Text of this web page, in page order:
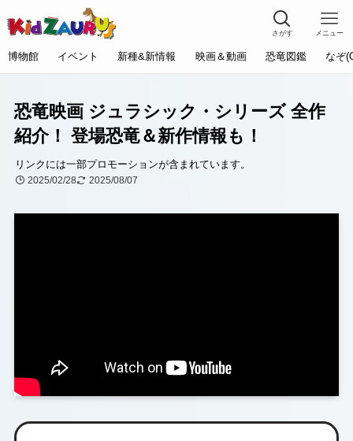
さがす メニュー
博物館 イベント 新種&新情報 映画＆動画 恐竜図鑑 なぞ
恐竜映画 ジュラシック・シリーズ 全作
紹介！ 登場恐竜＆新作情報も！
リンクには一部プロモーションが含まれています。
2025/02/28 2025/08/07